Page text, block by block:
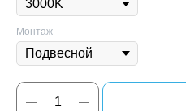
Монтаж